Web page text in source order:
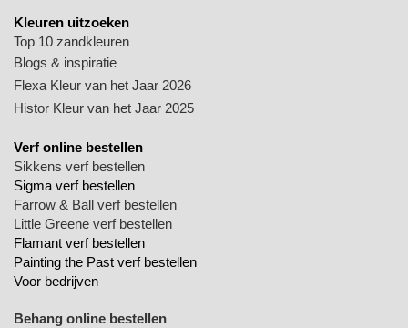
Kleuren uitzoeken
Top 10 zandkleuren
Blogs & inspiratie
Flexa Kleur van het Jaar 2026
Histor Kleur van het Jaar 2025
Verf online bestellen
Sikkens verf bestellen
Sigma verf bestellen
Farrow & Ball verf bestellen
Little Greene verf bestellen
Flamant verf bestellen
Painting the Past verf bestellen
Voor bedrijven
Behang online bestellen